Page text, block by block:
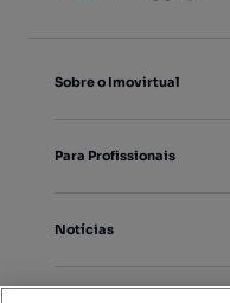
Sobre o Imovirtual
Para Profissionais
Notícias